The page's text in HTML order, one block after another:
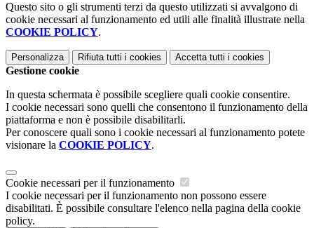
Questo sito o gli strumenti terzi da questo utilizzati si avvalgono di
cookie necessari al funzionamento ed utili alle finalità illustrate nella
COOKIE POLICY.
Personalizza Rifiuta tutti i cookies Accetta tutti i cookies
Gestione cookie
In questa schermata è possibile scegliere quali cookie consentire.
I cookie necessari sono quelli che consentono il funzionamento della
piattaforma e non è possibile disabilitarli.
Per conoscere quali sono i cookie necessari al funzionamento potete
visionare la COOKIE POLICY.
Cookie necessari per il funzionamento
I cookie necessari per il funzionamento non possono essere
disabilitati. È possibile consultare l'elenco nella pagina della cookie
policy.